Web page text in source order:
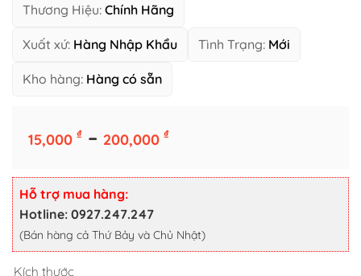
Thương Hiệu: Chính Hãng
Xuất xứ: Hàng Nhập Khẩu Tình Trạng: Mới
Kho hàng: Hàng có sẵn
15,000 ₫ – 200,000 ₫Khoảng
từ
200,000 ₫
Hỗ trợ mua hàng:
Hotline: 0927.247.247
(Bán hàng cả Thứ Bảy và Chủ Nhật)
Màu sắc
XÓA
1 mét thép chốt bản lề cho bật lửa Zippo số lượng